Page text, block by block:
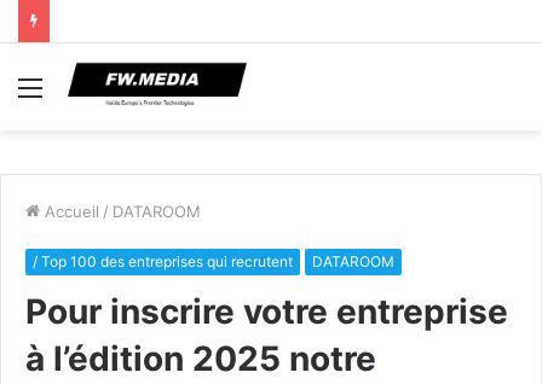
Menu
Accueil / DATAROOM
/ Top 100 des entreprises qui recrutent DATAROOM
Pour inscrire votre entreprise
à l’édition 2025 notre